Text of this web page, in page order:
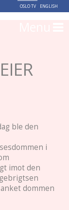
OSLO TV ENGLISH
ble den
i
imot den
dommen